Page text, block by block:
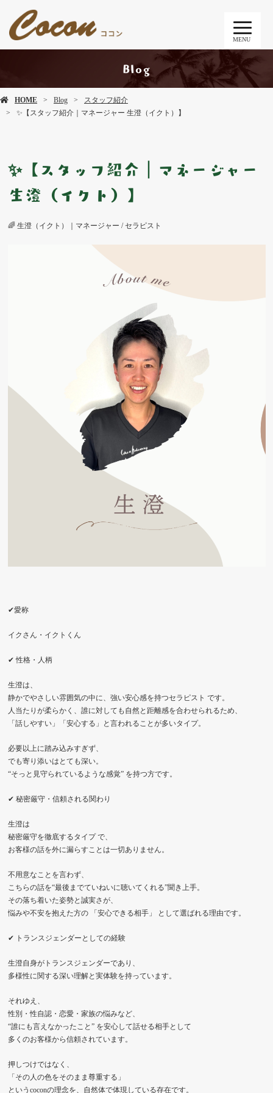
MENU
Blog
HOME Blog
スタッフ紹介
✨【スタッフ紹介｜マネージャー 生澄（イクト）】
✨【スタッフ紹介｜マネージャー
生澄（イクト）】
🌈 生澄（イクト）｜マネージャー / セラピスト
✔愛称
イクさん・イクトくん
✔ 性格・人柄
生澄は、
静かでやさしい雰囲気の中に、強い安心感を持つセラピスト です。
人当たりが柔らかく、誰に対しても自然と距離感を合わせられるため、
「話しやすい」「安心する」と言われることが多いタイプ。
必要以上に踏み込みすぎず、
でも寄り添いはとても深い。
“そっと見守られているような感覚” を持つ方です。
✔ 秘密厳守・信頼される関わり
生澄は
秘密厳守を徹底するタイプ で、
お客様の話を外に漏らすことは一切ありません。
不用意なことを言わず、
こちらの話を“最後までていねいに聴いてくれる”聞き上手。
その落ち着いた姿勢と誠実さが、
悩みや不安を抱えた方の 「安心できる相手」 として選ばれる理由です。
✔ トランスジェンダーとしての経験
生澄自身がトランスジェンダーであり、
多様性に関する深い理解と実体験を持っています。
それゆえ、
性別・性自認・恋愛・家族の悩みなど、
“誰にも言えなかったこと” を安心して話せる相手として
多くのお客様から信頼されています。
押しつけではなく、
「その人の色をそのまま尊重する」
というcoconの理念を、自然体で体現している存在です。